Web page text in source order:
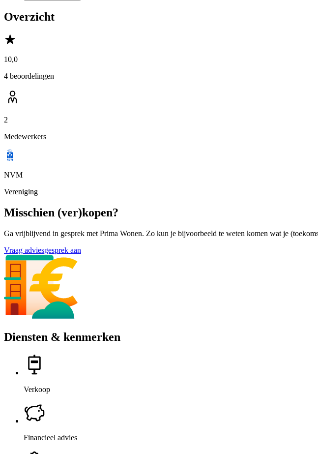
Overzicht
10,0
4 beoordelingen
2
Medewerkers
NVM
Vereniging
Misschien (ver)kopen?
Ga vrijblijvend in gesprek met Prima Wonen. Zo kun je bijvoorbeeld te weten komen wat je
Vraag adviesgesprek aan
Diensten & kenmerken
Verkoop
Financieel advies